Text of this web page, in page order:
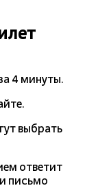
4 минуты.
выбрать
ответит
письмо